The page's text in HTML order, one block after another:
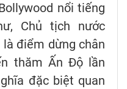
nổi tiếng
Chủ tịch nước
điểm dừng chân
thăm Ấn Độ lần
đặc biệt quan